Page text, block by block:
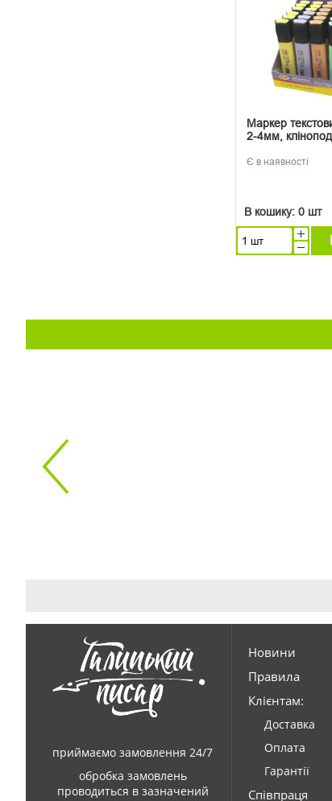
Маркер
2-4мм,
Є в наявності
В кошику: 0 шт
приймаємо замовлення 24/7
обробка замовлень
проводиться в зазначений
Новини
Правила
Клієнтам:
Доставка
Оплата
Гарантії
Співпраця